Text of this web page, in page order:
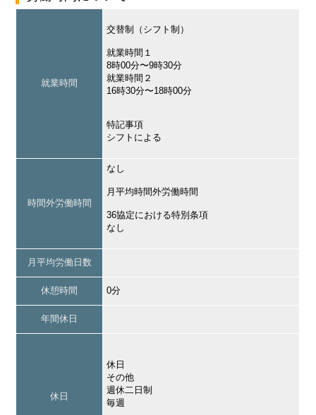
就業時間
交替制（シフト制）
就業時間１
8時00分〜9時30分
就業時間２
16時30分〜18時00分
特記事項
シフトによる
時間外労働時間
なし
月平均時間外労働時間
36協定における特別条項
なし
月平均労働日数
休憩時間 0分
年間休日
休日
休日
その他
週休二日制
毎週